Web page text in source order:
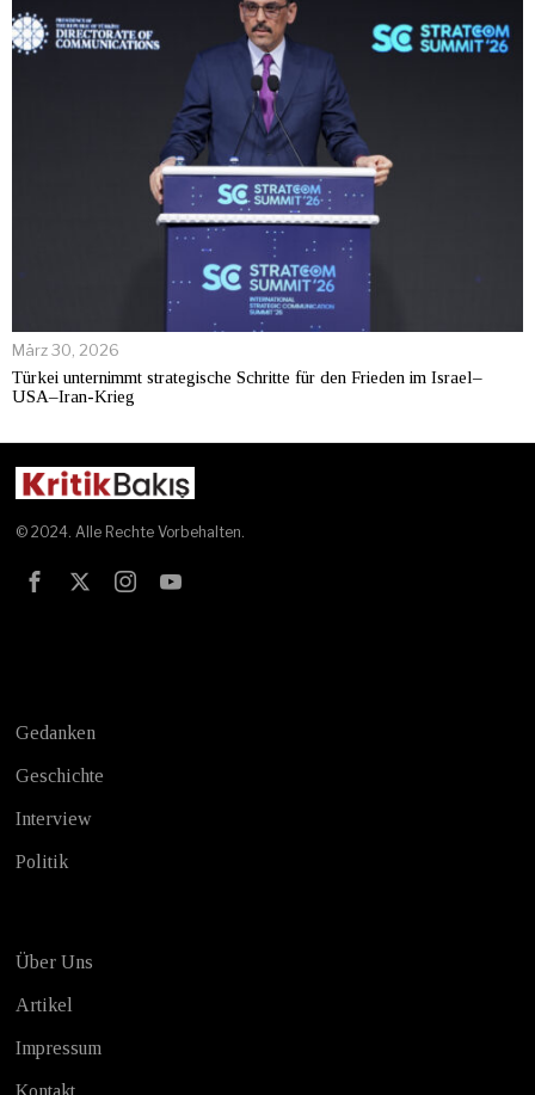
März 30, 2026
Türkei unternimmt strategische Schritte für den Frieden im Israel–
USA–Iran-Krieg
© 2024. Alle Rechte Vorbehalten.
Gedanken
Geschichte
Interview
Politik
Über Uns
Artikel
Impressum